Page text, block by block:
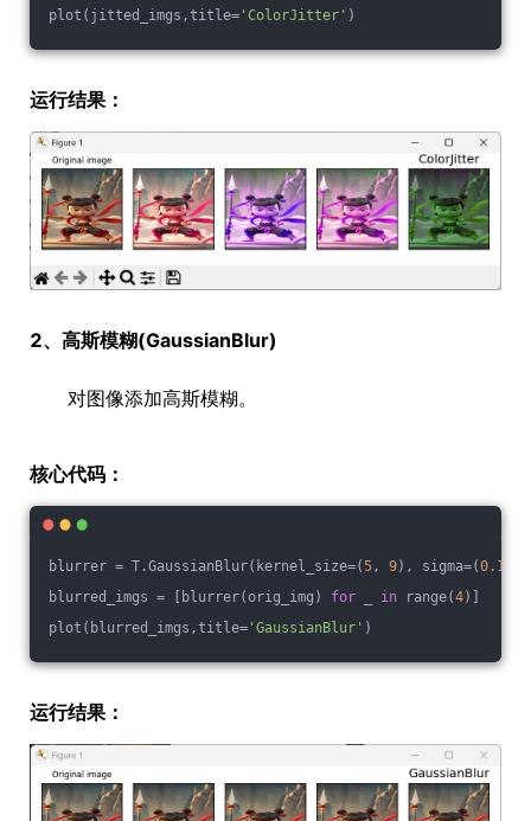
plot(jitted_imgs,title= 'ColorJitter' )
运行结果：
2、高斯模糊(GaussianBlur)
对图像添加高斯模糊。
核心代码：
blurrer = T.GaussianBlur(kernel_size=(5, 9), sigma=(0.1
blurred_imgs = [blurrer(orig_img) for in range(4)]
plot(blurred_imgs,title= 'GaussianBlur' )
运行结果：